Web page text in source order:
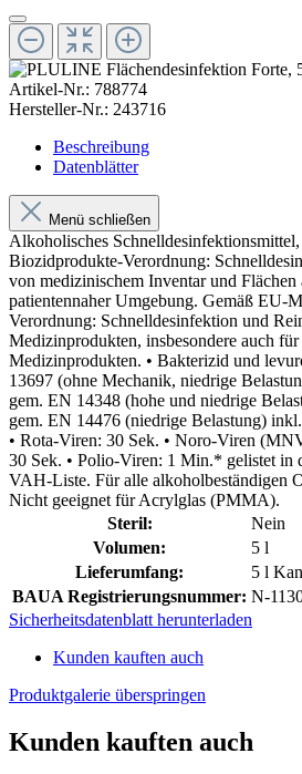
Artikel-Nr.: 788774
Hersteller-Nr.: 243716
Beschreibung
Datenblätter
Menü schließen
Alkoholisches
Biozidprodukte-Verordnung:
von medizinischem Inventar und
patientennaher Umgebung. Gemäß EU-
Verordnung: Schnelldesinfektion und
Medizinprodukten, insbesondere auch
Medizinprodukten. • Bakterizid und
13697 (ohne Mechanik, niedrige
gem. EN 14348 (hohe und niedrige
gem. EN 14476 (niedrige Belastung)
• Rota-Viren: 30 Sek. • Noro-Viren
30 Sek. • Polio-Viren: 1 Min.* gelistet in
VAH-Liste. Für alle alkoholbeständigen
Nicht geeignet für Acrylglas (PMMA).
Steril:
Nein
Volumen:
5 l
Lieferumfang:
5 l
BAUA Registrierungsnummer: N-
Sicherheitsdatenblatt herunterladen
Kunden kauften auch
Produktgalerie überspringen
Kunden kauften auch